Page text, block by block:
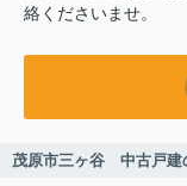
絡くださいませ。
茂原市三ヶ谷 中古戸建